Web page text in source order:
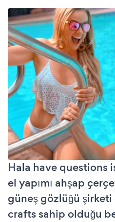
Hala have questions
el yapımı ahşap
güneş gözlüğü
crafts sahip olduğu